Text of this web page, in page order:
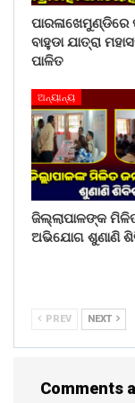
ବାହୁଡା ଯାତ୍ରା
ପାଳିତ
ଅନ୍ୟାନ୍ୟ
ଜିଲ୍ଲାପାଳଙ୍କ
ଅଭିଯୋଗ ଶୁଣାଣି
PREV NEXT
Comments